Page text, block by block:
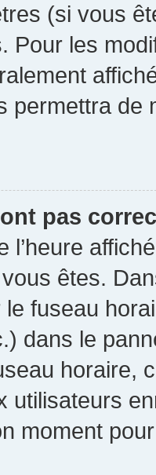
(si vous
Pour les
permettra de
pas
l’heure
êtes.
fuseau
dans le
horaire,
utilisateurs
moment